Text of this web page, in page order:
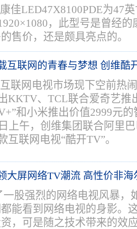
康佳LED47X8100PDE为47
，此型号是曾经
售价，还是颇具亮点的。
互联网的青春与梦想 创维酷
互联网电视市场现下空前热
KKTV、TCL联合爱奇艺推
和小米推出价值2999元
上午，创维集团联合阿里
互联网电视“酷开TV”。
大屏网络TV潮流 高性价非海
一股强烈的网络电视风暴，
能看到网络电视的身影。
，可是随之技术带来的效